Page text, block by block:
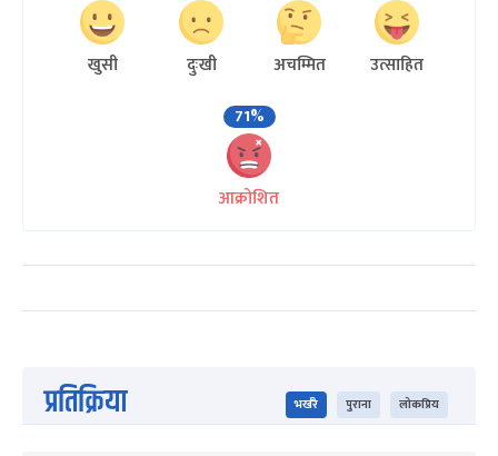
खुसी दुःखी अचम्मित
उत्साहित
71%
आक्रोशित
प्रतिक्रिया भर्खरै पुराना लोकप्रिय